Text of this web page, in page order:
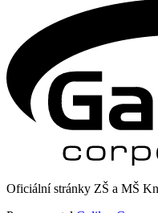
Oficiální stránky ZŠ a MŠ